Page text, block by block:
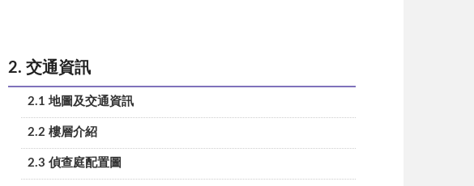
2. 交通資訊
2.1 地圖及交通資訊
2.2 樓層介紹
2.3 偵查庭配置圖